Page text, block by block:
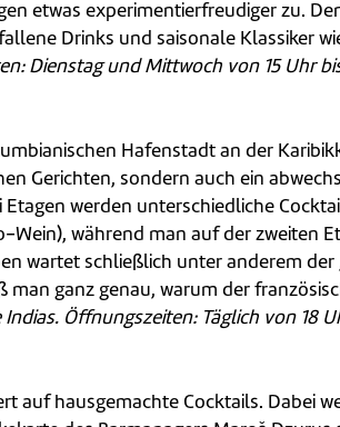
etwas experimentierfreudiger zu.
Drinks und saisonale Klassiker
Dienstag und Mittwoch von 15 Uhr
Hafenstadt an der
Gerichten, sondern auch ein
werden unterschiedliche
während man auf der zweiten
wartet schließlich unter anderem
man ganz genau, warum der
Öffnungszeiten: Täglich von 18
auf hausgemachte Cocktails. Dabei